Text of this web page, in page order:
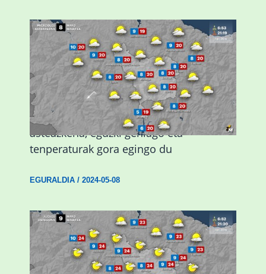
Eguraldiak hobera egingo du gaur,
asteazkena, eguzki gehiago eta
tenperaturak gora egingo du
EGURALDIA/ 2024-05-08